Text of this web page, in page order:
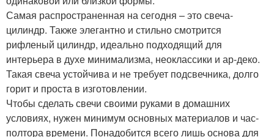
Самая распространенная на сегодня – это свеча-
цилиндр. Также элегантно и стильно смотрится
рифленый цилиндр, идеально подходящий для
интерьера в духе минимализма, неоклассики и ар-деко.
Такая свеча устойчива и не требует подсвечника, долго
горит и проста в изготовлении.
Чтобы сделать свечи своими руками в домашних
условиях, нужен минимум основных материалов и час-
полтора времени. Понадобится всего лишь основа для